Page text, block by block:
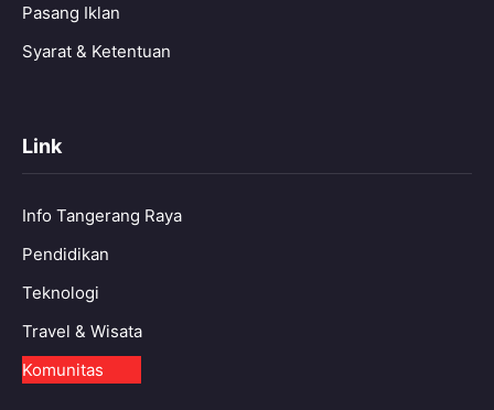
Pasang Iklan
Syarat & Ketentuan
Link
Info Tangerang Raya
Pendidikan
Teknologi
Travel & Wisata
Komunitas